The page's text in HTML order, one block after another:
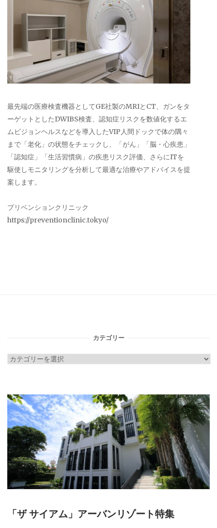
最先端の医療検査機器としてGE社製のMRIとCT、ガンをタ
ーゲットとしたDWIBS検査、認知症リスクを数値化するエ
ムビジョンヘルスなどを導入したVIP人間ドックで体の隅々
まで「老化」の状態をチェックし、「がん」「脳・心疾患」
「認知症」「生活習慣病」の疾患リスク評価、さらにITを
駆使しモニタリングを分析して最適な治療やアドバイスを提
案します。
プリベンションクリニック
https://preventionclinic.tokyo/
カテゴリー
カ
リ
ー
「ザ サイアム」アーバンリゾート特集